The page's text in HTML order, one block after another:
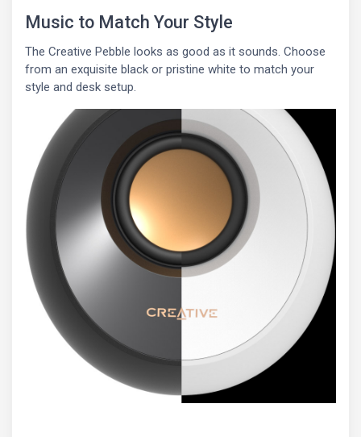
Music to Match Your Style
The Creative Pebble looks as good as it sounds. Choose
from an exquisite black or pristine white to match your
style and desk setup.